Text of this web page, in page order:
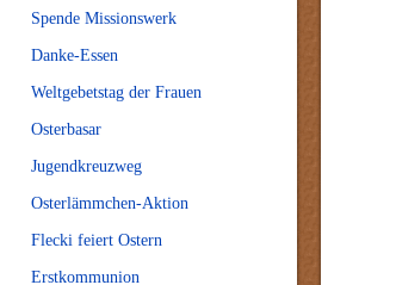
Spende Missionswerk
Danke-Essen
Weltgebetstag der Frauen
Osterbasar
Jugendkreuzweg
Osterlämmchen-Aktion
Flecki feiert Ostern
Erstkommunion